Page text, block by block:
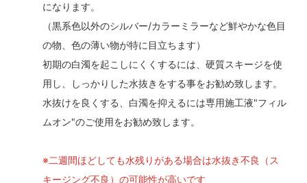
になります。
（黒系色以外のシルバー/カラーミラーなど鮮やかな色目
の物、色の薄い物が特に目立ちます）
初期の白濁を起こしにくくするには、硬質スキージを使
用し、しっかりした水抜きをする事をお勧め致します。
水抜けを良くする、白濁を抑えるには専用施工液"フィル
ムオン"のご使用をお勧め致します。
※二週間ほどしても水残りがある場合は水抜き不良（ス
キージング不良）の可能性が高いです